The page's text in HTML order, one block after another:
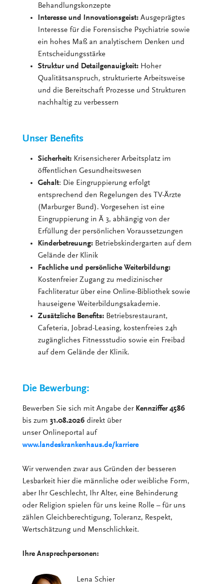
Behandlungskonzepte
Interesse und Innovationsgeist: Ausgeprägtes
Interesse für die Forensische Psychiatrie sowie
ein hohes Maß an analytischem Denken und
Entscheidungsstärke
Struktur und Detailgenauigkeit: Hoher
Qualitätsanspruch, strukturierte Arbeitsweise
und die Bereitschaft Prozesse und Strukturen
nachhaltig zu verbessern
Unser Benefits
Sicherheit: Krisensicherer Arbeitsplatz im
öffentlichen Gesundheitswesen
Gehalt: Die Eingruppierung erfolgt
entsprechend den Regelungen des TV-Ärzte
(Marburger Bund). Vorgesehen ist eine
Eingruppierung in Ä 3, abhängig von der
Erfüllung der persönlichen Voraussetzungen
Kinderbetreuung: Betriebskindergarten auf dem
Gelände der Klinik
Fachliche und persönliche Weiterbildung:
Kostenfreier Zugang zu medizinischer
Fachliteratur über eine Online-Bibliothek sowie
hauseigene Weiterbildungsakademie.
Zusätzliche Benefits: Betriebsrestaurant,
Cafeteria, Jobrad-Leasing, kostenfreies 24h
zugängliches Fitnessstudio sowie ein Freibad
auf dem Gelände der Klinik.
Die Bewerbung:
Bewerben Sie sich mit Angabe der Kennziffer 4586
bis zum 31.08.2026 direkt über
unser Onlineportal auf
www.landeskrankenhaus.de/karriere
Wir verwenden zwar aus Gründen der besseren
Lesbarkeit hier die männliche oder weibliche Form,
aber Ihr Geschlecht, Ihr Alter, eine Behinderung
oder Religion spielen für uns keine Rolle – für uns
zählen Gleichberechtigung, Toleranz, Respekt,
Wertschätzung und Menschlichkeit.
Ihre Ansprechpersonen:
Lena Schier